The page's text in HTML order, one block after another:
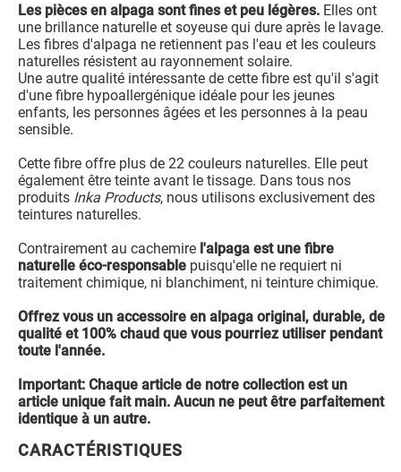
Les pièces en alpaga sont fines et peu légères. Elles ont
une brillance naturelle et soyeuse qui dure après le lavage.
Les fibres d'alpaga ne retiennent pas l'eau et les couleurs
naturelles résistent au rayonnement solaire.
Une autre qualité intéressante de cette fibre est qu'il s'agit
d'une fibre hypoallergénique idéale pour les jeunes
enfants, les personnes âgées et les personnes à la peau
sensible.
Cette fibre offre plus de 22 couleurs naturelles. Elle peut
également être teinte avant le tissage. Dans tous nos
produits Inka Products, nous utilisons exclusivement des
teintures naturelles.
Contrairement au cachemire l'alpaga est une fibre
naturelle éco-responsable puisqu'elle ne requiert ni
traitement chimique, ni blanchiment, ni teinture chimique.
Offrez vous un accessoire en alpaga original, durable, de
qualité et 100% chaud que vous pourriez utiliser pendant
toute l'année.
Important: Chaque article de notre collection est un
article unique fait main. Aucun ne peut être parfaitement
identique à un autre.
CARACTÉRISTIQUES